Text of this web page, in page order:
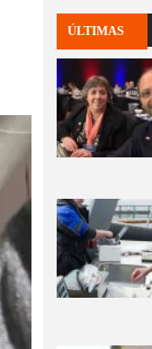
ÚLTIMAS